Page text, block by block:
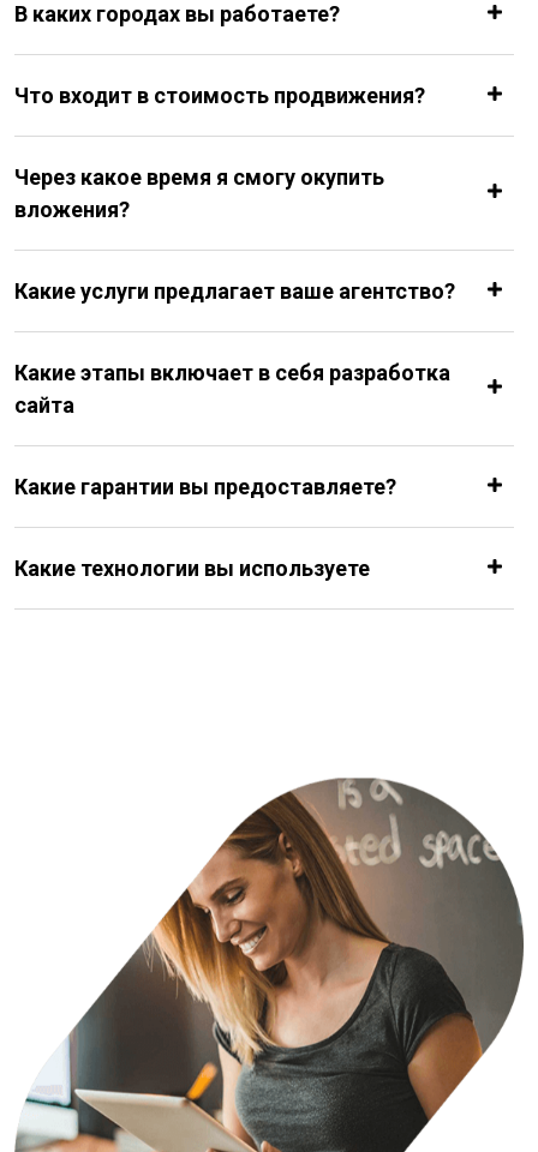
В каких городах вы работаете?
Что входит в стоимость продвижения?
Через какое время я смогу окупить
вложения?
Какие услуги предлагает ваше агентство?
Какие этапы включает в себя разработка
сайта
Какие гарантии вы предоставляете?
Какие технологии вы используете